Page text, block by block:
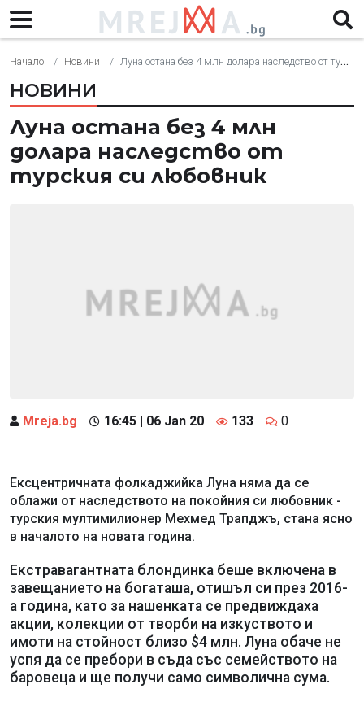
Начало Новини Луна остана без 4 млн долара наследство от турския си любовник
НОВИНИ
Луна остана без 4 млн
долара наследство от
турския си любовник
Mreja.bg 16:45 | 06 Jan 20 133 0
Ексцентричната фолкаджийка Луна няма да се
облажи от наследството на покойния си любовник -
турския мултимилионер Мехмед Трапджъ, стана ясно
в началото на новата година.
Екстравагантната блондинка беше включена в
завещанието на богаташа, отишъл си през 2016-
а година, като за нашенката се предвиждаха
акции, колекции от творби на изкуството и
имоти на стойност близо $4 млн. Луна обаче не
успя да се пребори в съда със семейството на
баровеца и ще получи само символична сума.